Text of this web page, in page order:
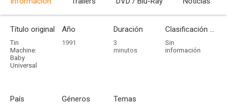
Título original
Tin
Machine:
Baby
Universal
Año
1991
Duración
3
minutos
Clasificación por edades
Sin
información
País Géneros Temas